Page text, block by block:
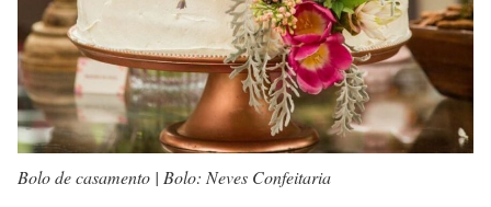
Bolo de casamento | Bolo: Neves Confeitaria